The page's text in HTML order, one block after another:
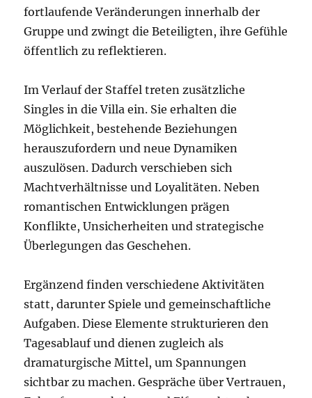
fortlaufende Veränderungen innerhalb der
Gruppe und zwingt die Beteiligten, ihre Gefühle
öffentlich zu reflektieren.
Im Verlauf der Staffel treten zusätzliche
Singles in die Villa ein. Sie erhalten die
Möglichkeit, bestehende Beziehungen
herauszufordern und neue Dynamiken
auszulösen. Dadurch verschieben sich
Machtverhältnisse und Loyalitäten. Neben
romantischen Entwicklungen prägen
Konflikte, Unsicherheiten und strategische
Überlegungen das Geschehen.
Ergänzend finden verschiedene Aktivitäten
statt, darunter Spiele und gemeinschaftliche
Aufgaben. Diese Elemente strukturieren den
Tagesablauf und dienen zugleich als
dramaturgische Mittel, um Spannungen
sichtbar zu machen. Gespräche über Vertrauen,